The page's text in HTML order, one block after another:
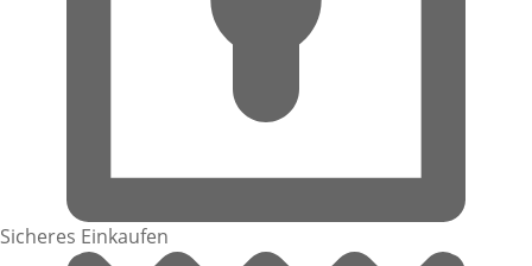
Sicheres Einkaufen